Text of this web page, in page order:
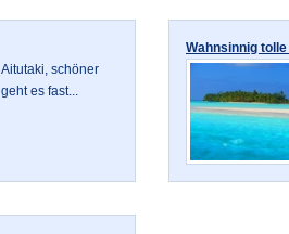
Aitutaki, schöner
geht es fast...
Wahnsinnig tolle